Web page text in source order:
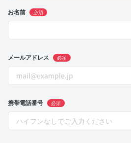
お名前 必須
メールアドレス 必須
携帯電話番号 必須